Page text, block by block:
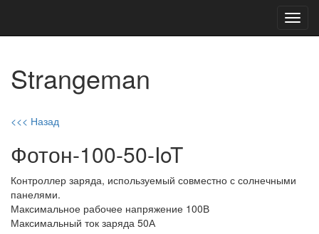
Strangeman
<<< Назад
Фотон-100-50-IoT
Контроллер заряда, используемый совместно с солнечными
панелями.
Максимальное рабочее напряжение 100В
Максимальный ток заряда 50А